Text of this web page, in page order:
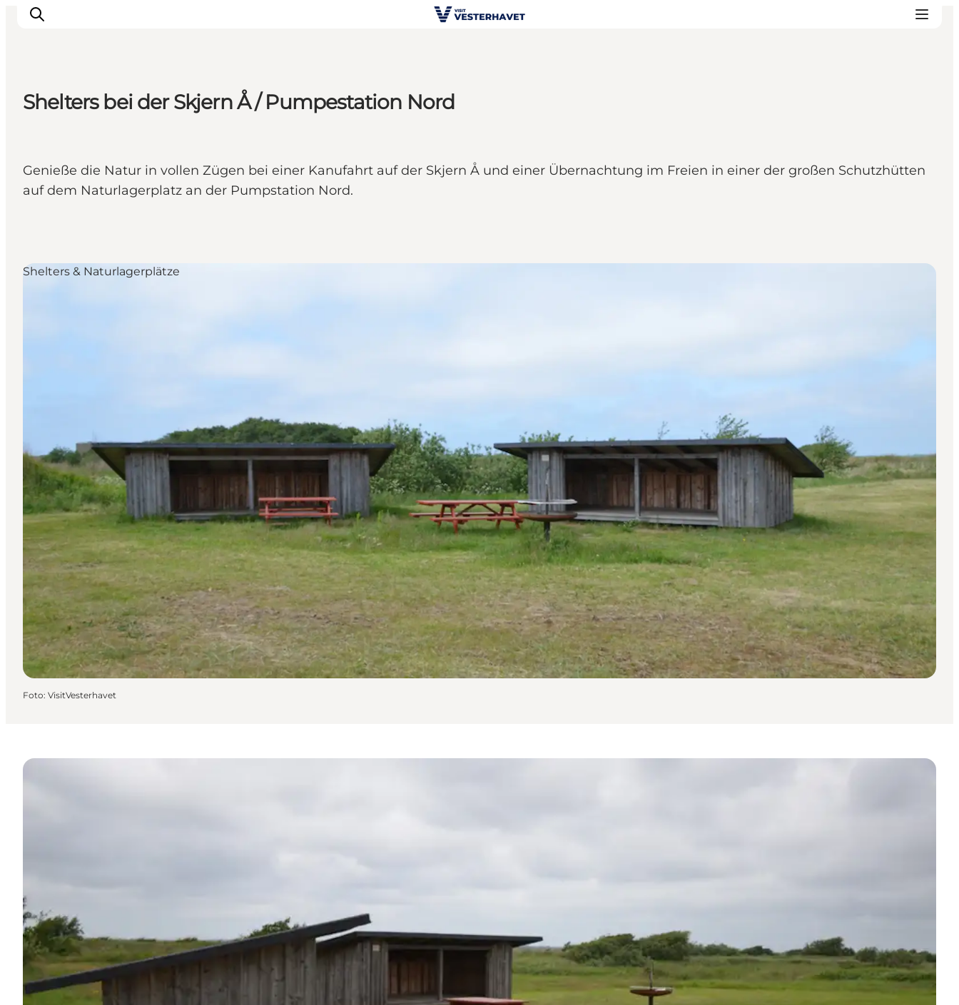
Unsere Städte
Essen & Übernachtung
Tickets kaufen
Shelters bei der Skjern Å / Pumpestation Nord
Genieße die Natur in vollen Zügen bei einer Kanufahrt auf der Skjern Å und einer Übernachtung im Freien in einer der großen Schutzhütten
auf dem Naturlagerplatz an der Pumpstation Nord.
Shelters & Naturlagerplätze
Foto: VisitVesterhavet